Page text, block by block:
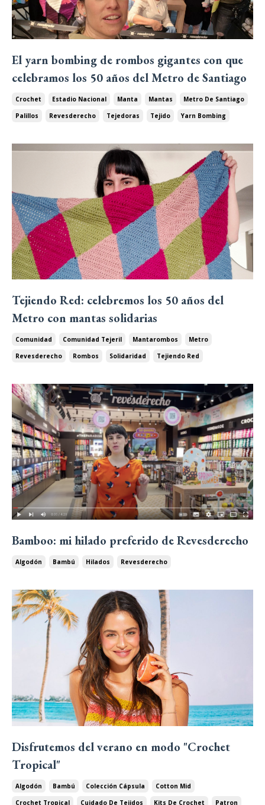
El yarn bombing de rombos gigantes con que
celebramos los 50 años del Metro de Santiago
Crochet Estadio Nacional Manta Mantas
Metro De Santiago
Palillos
Revesderecho Tejedoras Tejido Yarn Bombing
Tejiendo Red: celebremos los 50 años del
Metro con mantas solidarias
Comunidad Comunidad Tejeril Mantarombos
Metro
Revesderecho
Rombos Solidaridad Tejiendo Red
Bamboo: mi hilado preferido de Revesderecho
Algodón Bambú Hilados Revesderecho
Disfrutemos del verano en modo "Crochet
Tropical"
Algodón Bambú Colección Cápsula
Cotton Mid
Crochet Tropical
Cuidado De Tejidos Kits De Crochet
Patron